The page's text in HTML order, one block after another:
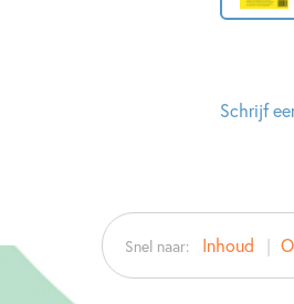
Schrijf
Snel naar: Inhoud